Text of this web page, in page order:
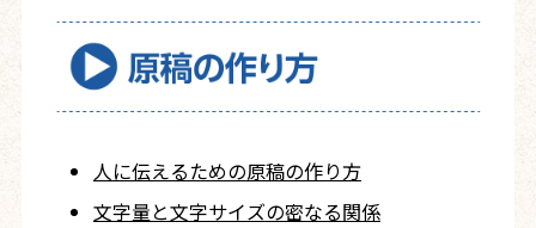
人に伝えるための原稿の作り方
文字量と文字サイズの密なる関係